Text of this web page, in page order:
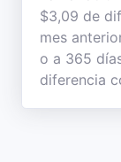
$3,09 de
mes
o a 365
diferencia